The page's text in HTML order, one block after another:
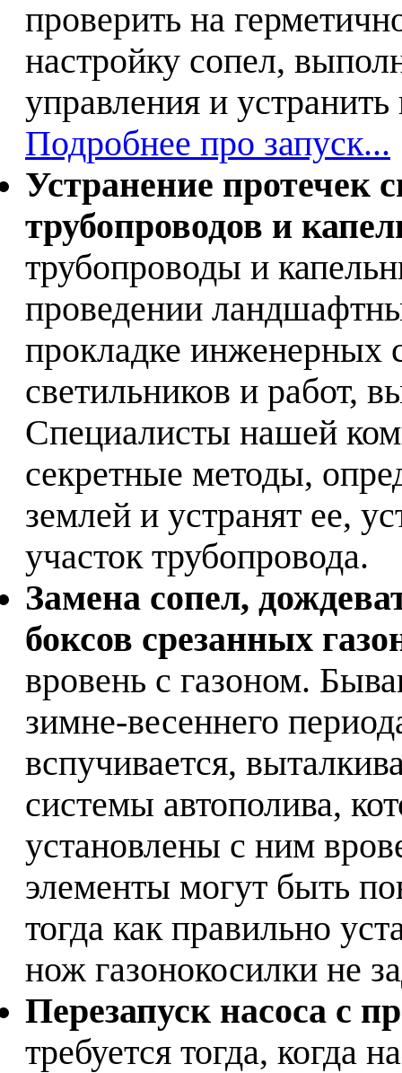
проверить на
настройку сопел,
управления и
Подробнее про запуск...
Устранение протечек
трубопроводов и
трубопроводы и
проведении
прокладке инженерных
светильников и работ,
Специалисты нашей
секретные методы,
землей и устранят ее,
участок трубопровода.
Замена сопел,
боксов срезанных
вровень с газоном.
зимне-весеннего
вспучивается,
системы автополива,
установлены с ним
элементы могут быть
тогда как правильно
нож газонокосилки не
Перезапуск насоса с
требуется тогда, когда